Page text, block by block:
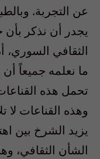
عن التجربة.
يجدر أن نذكر
الثقافي السوري،
ما نعلمه جميعاً أن
تحمل هذه
وهذه القناعات
يزيد الشرخ بين
الشأن الثقافي،